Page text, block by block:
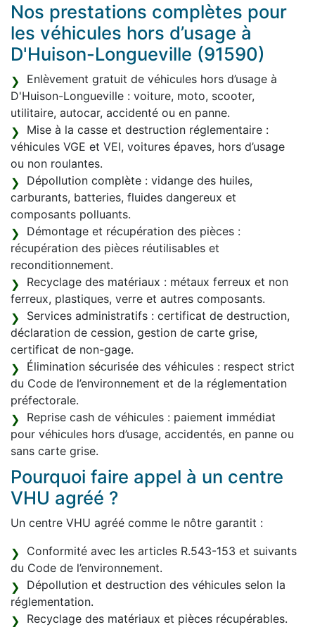
Nos prestations complètes pour
les véhicules hors d’usage à
D'Huison-Longueville (91590)
Enlèvement gratuit de véhicules hors d’usage à
D'Huison-Longueville : voiture, moto, scooter,
utilitaire, autocar, accidenté ou en panne.
Mise à la casse et destruction réglementaire :
véhicules VGE et VEI, voitures épaves, hors d’usage
ou non roulantes.
Dépollution complète : vidange des huiles,
carburants, batteries, fluides dangereux et
composants polluants.
Démontage et récupération des pièces :
récupération des pièces réutilisables et
reconditionnement.
Recyclage des matériaux : métaux ferreux et non
ferreux, plastiques, verre et autres composants.
Services administratifs : certificat de destruction,
déclaration de cession, gestion de carte grise,
certificat de non-gage.
Élimination sécurisée des véhicules : respect strict
du Code de l’environnement et de la réglementation
préfectorale.
Reprise cash de véhicules : paiement immédiat
pour véhicules hors d’usage, accidentés, en panne ou
sans carte grise.
Pourquoi faire appel à un centre
VHU agréé ?
Un centre VHU agréé comme le nôtre garantit :
Conformité avec les articles R.543-153 et suivants
du Code de l’environnement.
Dépollution et destruction des véhicules selon la
réglementation.
Recyclage des matériaux et pièces récupérables.